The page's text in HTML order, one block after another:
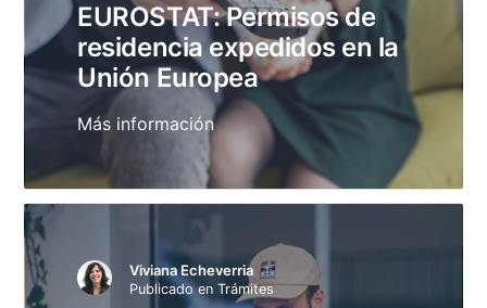
EUROSTAT: Permisos de
residencia expedidos en la
Unión Europea
Más información
Viviana Echeverria
Publicado enTrámites